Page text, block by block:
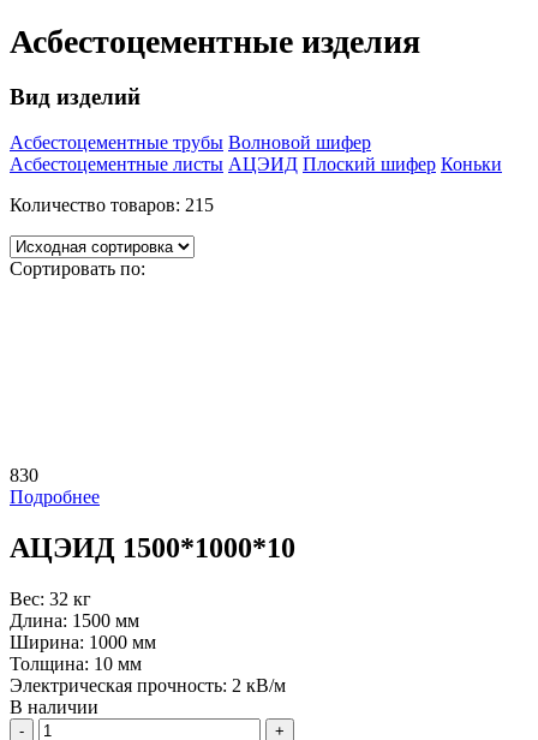
Асбестоцементные изделия
Вид изделий
Асбестоцементные трубы Волновой шифер
Асбестоцементные листы АЦЭИД Плоский шифер Коньки
Количество товаров: 215
Сортировать по:
830
Подробнее
АЦЭИД 1500*1000*10
Вес: 32 кг
Длина: 1500 мм
Ширина: 1000 мм
Толщина: 10 мм
Электрическая прочность: 2 кВ/м
В наличии
Количество